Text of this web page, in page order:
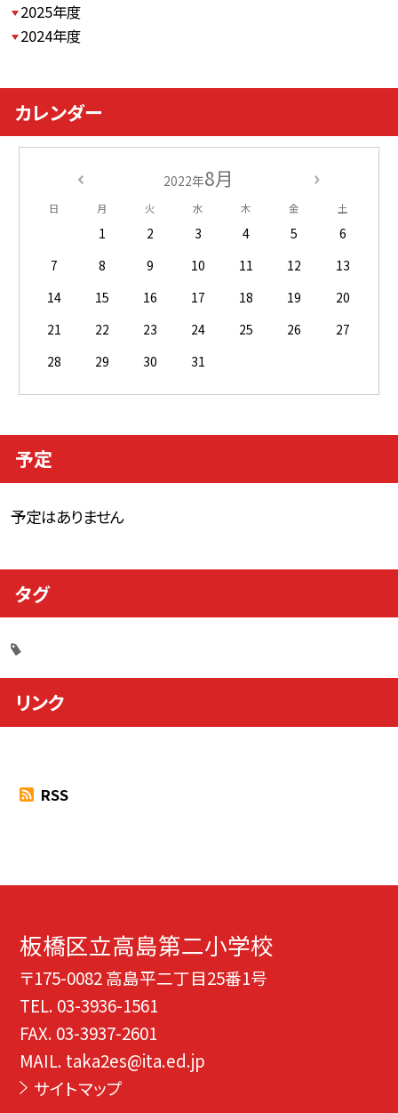
2025年度
2024年度
カレンダー
2022年8月
日 月 火 水 木 金 土
1 2 3 4 5
6
7
8 9 10 11 12
13
14
15 16 17 18 19
20
21
22 23 24 25 26
27
28
29 30 31
予定
予定はありません
タグ
リンク
RSS
板橋区立高島第二小学校
〒175-0082 高島平二丁目25番1号
TEL. 03-3936-1561
FAX. 03-3937-2601
MAIL. taka2es@ita.ed.jp
サイトマップ